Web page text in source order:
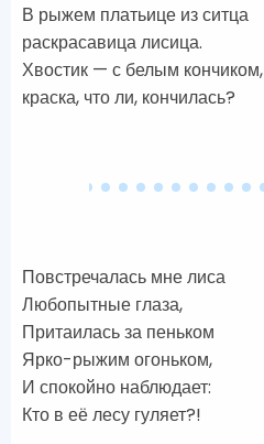
В рыжем платьице из ситца
раскрасавица лисица.
Хвостик — с белым кончиком,
краска, что ли, кончилась?
Повстречалась мне лиса
Любопытные глаза,
Притаилась за пеньком
Ярко-рыжим огоньком,
И спокойно наблюдает:
Кто в её лесу гуляет?!